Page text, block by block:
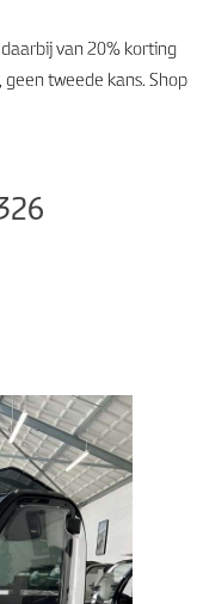
van 20% korting
tweede kans. Shop